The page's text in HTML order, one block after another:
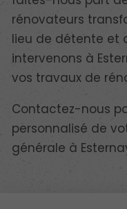
rénovateurs
lieu de détente et
intervenons à
vos travaux de
Contactez-nous
personnalisé de
générale à